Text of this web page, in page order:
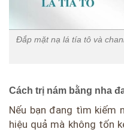
Đắp mặt nạ lá tía tô và
Cách trị nám bằng nha
Nếu bạn đang tìm kiếm
hiệu quả mà không tốn